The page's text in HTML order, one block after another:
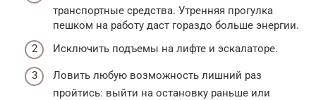
транспортные средства. Утренняя прогулка
пешком на работу даст гораздо больше энергии.
Исключить подъемы на лифте и эскалаторе.
Ловить любую возможность лишний раз
пройтись: выйти на остановку раньше или